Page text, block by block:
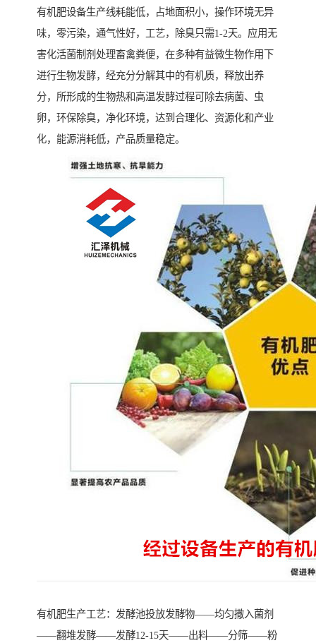
有机肥设备生产线耗能低，占地面积小，操作环境无异
味，零污染，通气性好，工艺，除臭只需1-2天。应用无
害化活菌制剂处理畜禽粪便，在多种有益微生物作用下
进行生物发酵，经充分分解其中的有机质，释放出养
分，所形成的生物热和高温发酵过程可除去病菌、虫
卵，环保除臭，净化环境，达到合理化、资源化和产业
化，能源消耗低，产品质量稳定。
有机肥生产工艺：发酵池投放发酵物——均匀撒入菌剂
——翻堆发酵——发酵12-15天——出料——分筛——粉